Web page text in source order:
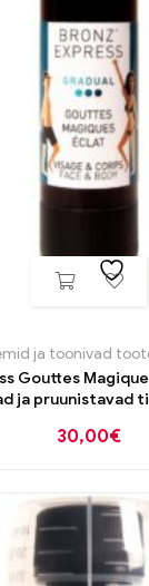
ja toonivad
Gouttes
ja pruunistavad
30,00€